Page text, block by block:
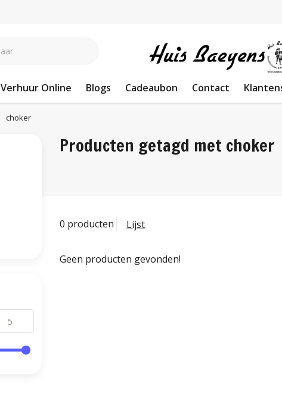
Verhuur Online Blogs Cadeaubon Contact
choker
Producten getagd met choker
0 producten Lijst
Geen producten gevonden!